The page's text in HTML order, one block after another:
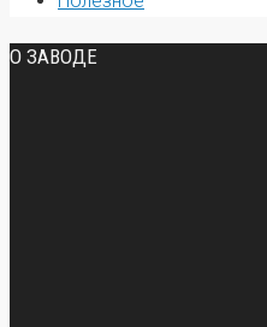
О ЗАВОДЕ